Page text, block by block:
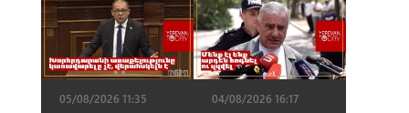
05/08/2026 11:35
04/08/2026 16:17